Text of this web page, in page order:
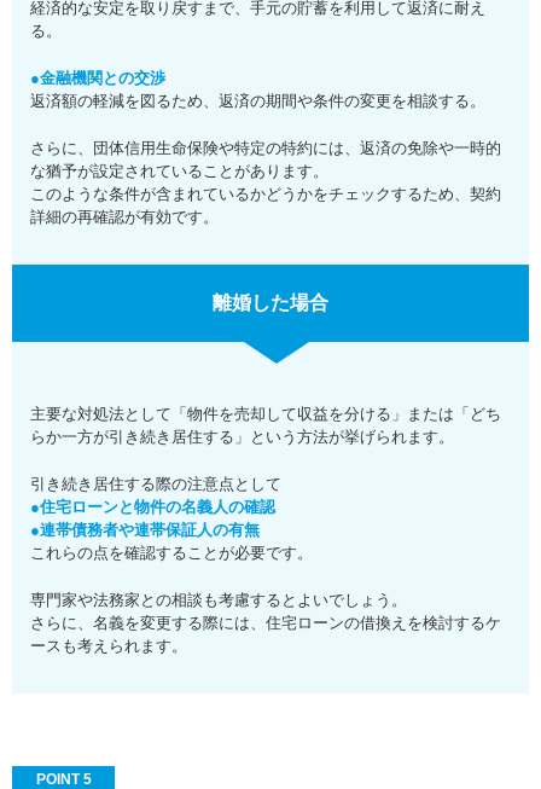
経済的な安定を取り戻すまで、手元の貯蓄を利用して返済に耐え
る。
●金融機関との交渉
返済額の軽減を図るため、返済の期間や条件の変更を相談する。
さらに、団体信用生命保険や特定の特約には、返済の免除や一時的
な猶予が設定されていることがあります。
このような条件が含まれているかどうかをチェックするため、契約
詳細の再確認が有効です。
離婚した場合
主要な対処法として「物件を売却して収益を分ける」または「どち
らか一方が引き続き居住する」という方法が挙げられます。
引き続き居住する際の注意点として
●住宅ローンと物件の名義人の確認
●連帯債務者や連帯保証人の有無
これらの点を確認することが必要です。
専門家や法務家との相談も考慮するとよいでしょう。
さらに、名義を変更する際には、住宅ローンの借換えを検討するケ
ースも考えられます。
POINT 5